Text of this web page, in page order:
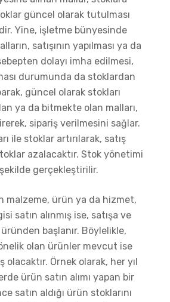
güncel olarak tutulması
Yine, işletme bünyesinde
satışının yapılması ya da
dolayı imha edilmesi,
durumunda da stoklardan
güncel olarak stokları
ya da bitmekte olan malları,
sipariş verilmesini sağlar.
ile stoklar artırılarak, satış
azalacaktır. Stok yönetimi
gerçekleştirilir.
malzeme, ürün ya da hizmet,
satın alınmış ise, satışa ve
başlanır. Böylelikle,
olan ürünler mevcut ise
olacaktır. Örnek olarak, her yıl
ürün satın alımı yapan bir
satın aldığı ürün stoklarını